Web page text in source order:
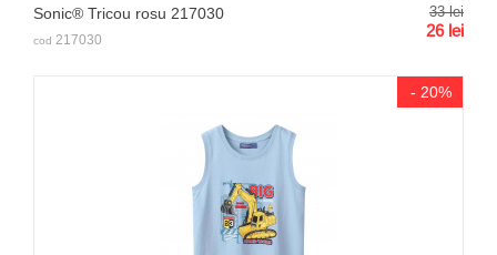
Sonic® Tricou rosu 217030 33 lei
26 lei
cod 217030
- 20%